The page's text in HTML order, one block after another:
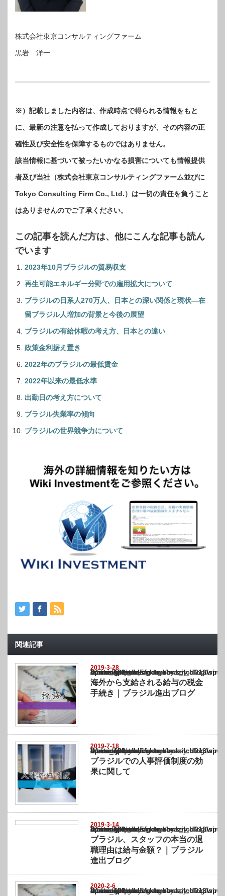
株式会社東京コンサルティングファーム
黒岩 洋一
※）記載しました内容は、作成時点で得られる情報をもと
に、最新の注意を払って作成しておりますが、その内容の正
確性及び安全性を保障するものではありません。
該当情報に基づいて被ったいかなる損害についても情報提供
者及び当社（株式会社東京コンサルティングファーム並びに
Tokyo Consulting Firm Co., Ltd.）は一切の責任を負うこと
はありませんのでご了承ください。
この記事を読んだ方は、他にこんな記事も読ん
でいます
2023年10月ブラジルの貿易収支
再生可能エネルギー分野での雇用拡大について
ブラジルの日系人270万人、日本との深い関係と現状—在
留ブラジル人増加の背景と今後の展望
ブラジルの有給休暇の考え方、日本との違い
政策金利据え置き
2022年のブラジルの最低賃金
2022年以来の最低水準
出勤日の考え方について
ブラジル失業率の傾向
ブラジルの世界競争力について
関連記事
2019-3-28
Warning
: Undefined array key "show_category" in
/home/netst/kuno-cpa.co.jp/public_html/brazil_blog/wp-content/themes/
on line183
海外から支給される給与の税金
手続き｜ブラジル進出ブログ
2019-7-18
Warning
: Undefined array key "show_category" in
/home/netst/kuno-cpa.co.jp/public_html/brazil_blog/wp-content/themes/
on line183
ブラジルでの人事評価制度の効
果に関して
2019-3-14
Warning
: Undefined array key "show_category" in
/home/netst/kuno-cpa.co.jp/public_html/brazil_blog/wp-content/themes/
on line183
ブラジル、スタッフの本当の退
職理由は給与金額？｜ブラジル
進出ブログ
2020-2-6
Warning
: Undefined array key "show_category" in
/home/netst/kuno-cpa.co.jp/public_html/brazil_blog/wp-content/themes/
on line183